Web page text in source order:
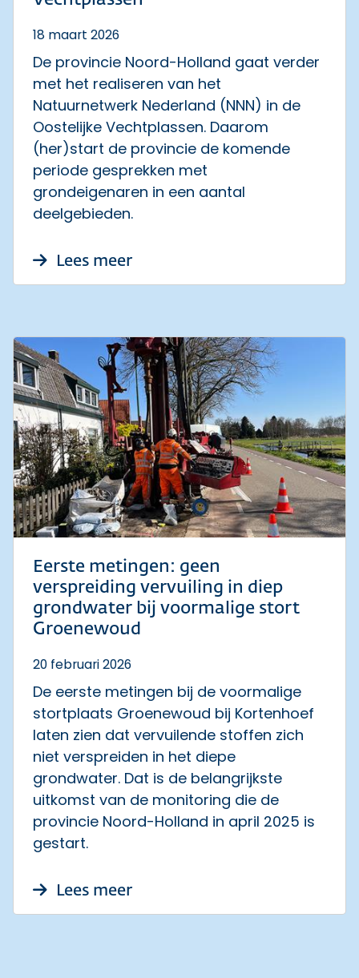
18 maart 2026
De provincie Noord-Holland gaat verder
met het realiseren van het
Natuurnetwerk Nederland (NNN) in de
Oostelijke Vechtplassen. Daarom
(her)start de provincie de komende
periode gesprekken met
grondeigenaren in een aantal
deelgebieden.
Lees meerover Provincie gaat verder
Eerste metingen: geen
verspreiding vervuiling in diep
grondwater bij voormalige stort
Groenewoud
20 februari 2026
De eerste metingen bij de voormalige
stortplaats Groenewoud bij Kortenhoef
laten zien dat vervuilende stoffen zich
niet verspreiden in het diepe
grondwater. Dat is de belangrijkste
uitkomst van de monitoring die de
provincie Noord-Holland in april 2025 is
gestart.
Lees meerover Eerste metingen: geen